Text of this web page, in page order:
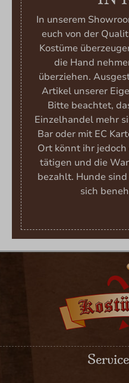
In unserem
euch von der
Kostüme
die Hand
überziehen.
Artikel unserer
Bitte beachtet,
Einzelhandel mehr
Bar oder mit EC
Ort könnt ihr
tätigen und die
bezahlt. Hunde
sich